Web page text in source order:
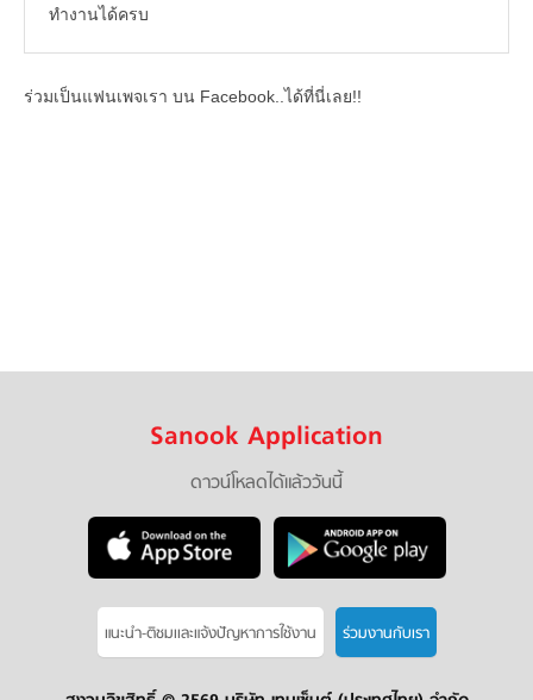
ทำงานได้ครบ
ร่วมเป็นแฟนเพจเรา บน Facebook..ได้ที่นี่เลย!!
Sanook Application
ดาวน์โหลดได้แล้ววันนี้
แนะนำ-ติชมเเละแจ้งปัญหาการใช้งาน ร่วมงานกับเรา